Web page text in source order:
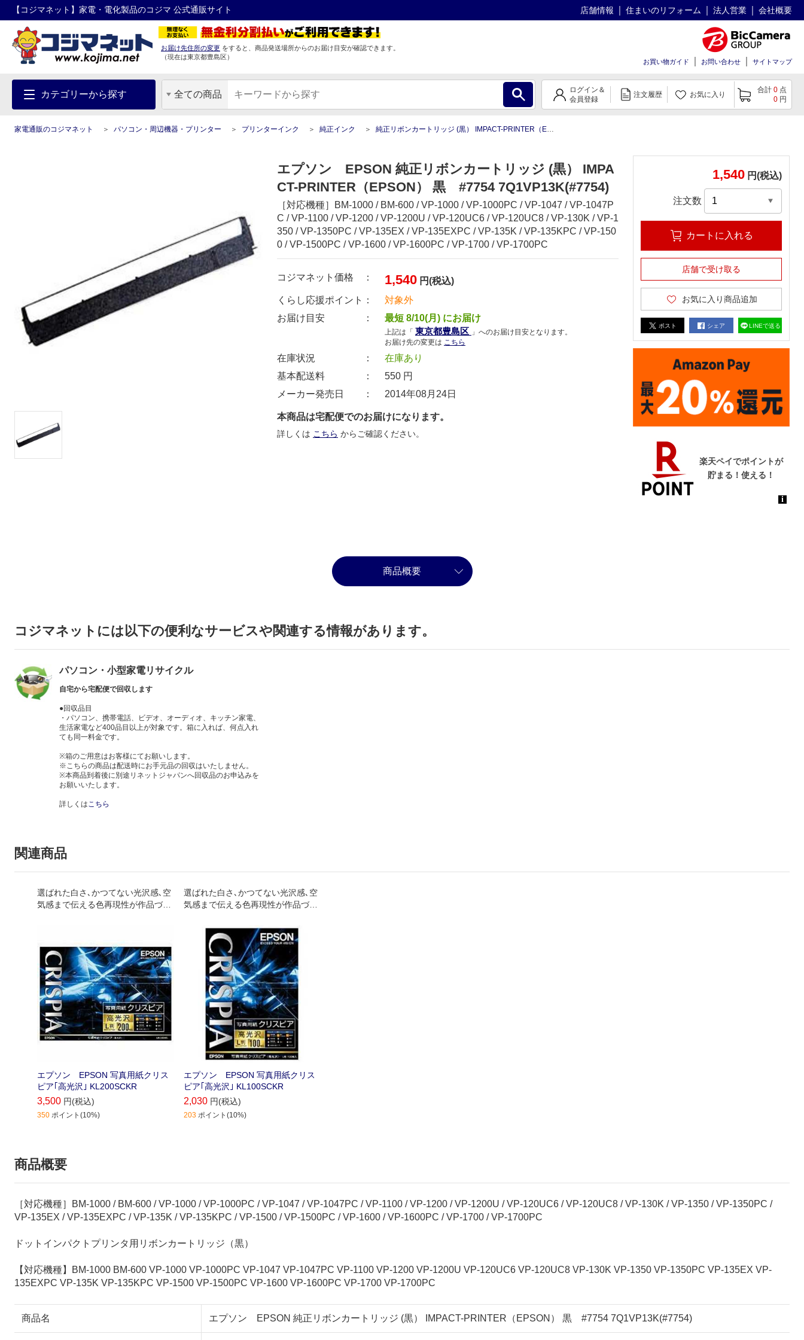
【コジマネット】家電・電化製品のコジマ 公式通販サイト 店舗情報 住まいのリフォーム 法人営業 会社概要
お届け先住所の変更 をすると、商品発送場所からのお届け目安が確認できます。
（現在は東京都豊島区）
お買い物ガイド お問い合わせ サイトマップ
カテゴリーから探す 全ての商品
ログイン＆
会員登録
注文履歴 お気に入り
合計 0 点
0 円
家電通販のコジマネット パソコン・周辺機器・プリンター プリンターインク 純正インク 純正リボンカートリッジ (黒） IMPACT-PRINTER（EPSON） 黒 #7754
エプソン EPSON 純正リボンカートリッジ (黒） IMPA
CT-PRINTER（EPSON） 黒 #7754 7Q1VP13K(#7754)
［対応機種］BM-1000 / BM-600 / VP-1000 / VP-1000PC / VP-1047 / VP-1047P
C / VP-1100 / VP-1200 / VP-1200U / VP-120UC6 / VP-120UC8 / VP-130K / VP-1
350 / VP-1350PC / VP-135EX / VP-135EXPC / VP-135K / VP-135KPC / VP-150
0 / VP-1500PC / VP-1600 / VP-1600PC / VP-1700 / VP-1700PC
コジマネット価格 ： 1,540 円(税込)
くらし応援ポイント：
対象外
お届け目安 ：
最短 8/10(月) にお届け
上記は「 東京都豊島区 」へのお届け目安となります。
お届け先の変更は こちら
在庫状況 ：
在庫あり
基本配送料 ：
550 円
メーカー発売日 ：
2014年08月24日
本商品は宅配便でのお届けになります。
詳しくは こちら からご確認ください。
1,540 円(税込)
注文数
カートに入れる
店舗で受け取る
お気に入り商品追加
ポスト シェア LINEで送る
商品概要
コジマネットには以下の便利なサービスや関連する情報があります。
パソコン・小型家電リサイクル
自宅から宅配便で回収します
●回収品目
・パソコン、携帯電話、ビデオ、オーディオ、キッチン家電、
生活家電など400品目以上が対象です。箱に入れば、何点入れ
ても同一料金です。
※箱のご用意はお客様にてお願いします。
※こちらの商品は配送時にお手元品の回収はいたしません。
※本商品到着後に別途リネットジャパンへ回収品のお申込みを
お願いいたします。
詳しくは こちら
関連商品
選ばれた白さ､かつてない光沢感､空
気感まで伝える色再現性が作品づく
エプソン EPSON 写真用紙クリス
ピア｢高光沢｣ KL200SCKR
3,500 円(税込)
350 ポイント(10%)
選ばれた白さ､かつてない光沢感､空
気感まで伝える色再現性が作品づく
エプソン EPSON 写真用紙クリス
ピア｢高光沢｣ KL100SCKR
2,030 円(税込)
203 ポイント(10%)
商品概要
［対応機種］BM-1000 / BM-600 / VP-1000 / VP-1000PC / VP-1047 / VP-1047PC / VP-1100 / VP-1200 / VP-1200U / VP-120UC6 / VP-120UC8 / VP-130K / VP-1350 / VP-1350PC /
VP-135EX / VP-135EXPC / VP-135K / VP-135KPC / VP-1500 / VP-1500PC / VP-1600 / VP-1600PC / VP-1700 / VP-1700PC
ドットインパクトプリンタ用リボンカートリッジ（黒）
【対応機種】BM-1000 BM-600 VP-1000 VP-1000PC VP-1047 VP-1047PC VP-1100 VP-1200 VP-1200U VP-120UC6 VP-120UC8 VP-130K VP-1350 VP-1350PC VP-135EX VP-
135EXPC VP-135K VP-135KPC VP-1500 VP-1500PC VP-1600 VP-1600PC VP-1700 VP-1700PC
商品名 エプソン EPSON 純正リボンカートリッジ (黒） IMPACT-PRINTER（EPSON） 黒 #7754 7Q1VP13K(#7754)